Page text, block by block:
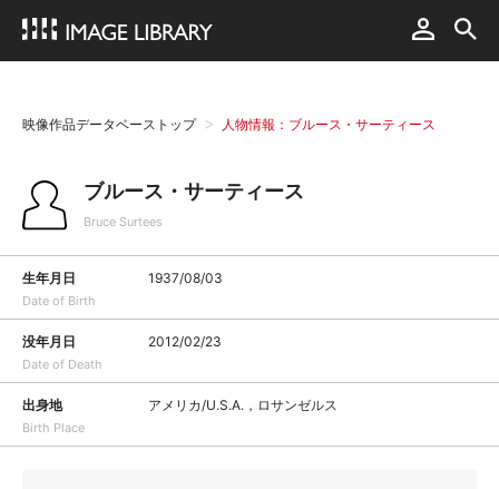
映像作品データベーストップ 人物情報：ブルース・サーティース
ブルース・サーティース
Bruce Surtees
生年月日
Date of Birth
1937/08/03
没年月日
Date of Death
2012/02/23
出身地
Birth Place
アメリカ/U.S.A.，ロサンゼルス